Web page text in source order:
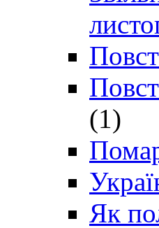
(1)
Як